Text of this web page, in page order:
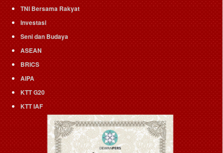
TNI Bersama Rakyat
Investasi
Seni dan Budaya
ASEAN
BRICS
AIPA
KTT G20
KTT IAF